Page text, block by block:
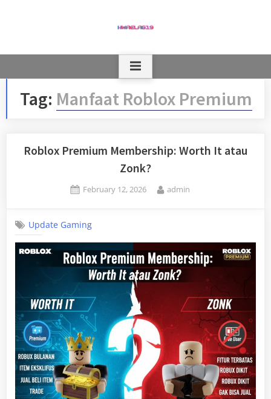
Tag: Manfaat Roblox Premium
Roblox Premium Membership: Worth It atau
Zonk?
Posted
February 12, 2026 By
admin
Update Gaming